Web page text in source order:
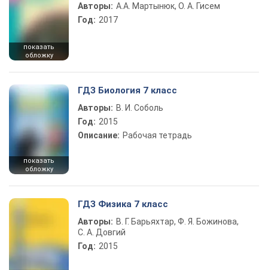
показать
обложку
Авторы: А.А. Мартынюк, О. А. Гисем
Год: 2017
показать
обложку
ГДЗ Биология 7 класс
Авторы: В. И. Соболь
Год: 2015
Описание: Рабочая тетрадь
ГДЗ Физика 7 класс
Авторы: В. Г. Барьяхтар, Ф. Я. Божинова,
С. А. Довгий
Год: 2015